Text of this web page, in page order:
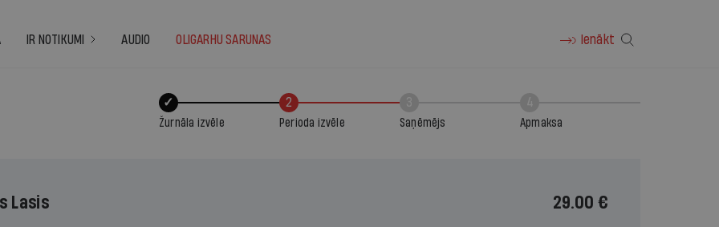
IR NOTIKUMI AUDIO OLIGARHU SARUNAS Ienākt
✓
Žurnāla izvēle
2
Perioda izvēle Saņēmējs Apmaksa
Lasis 29.00 €